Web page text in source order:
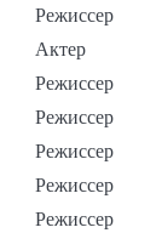
Режиссер
Актер
Режиссер
Режиссер
Режиссер
Режиссер
Режиссер